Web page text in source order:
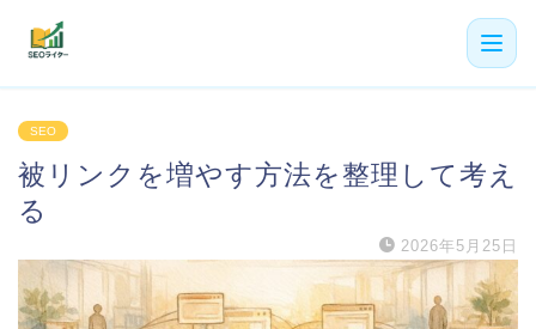
機能
利用者の声
よくある質問
SEO
被リンクを増やす方法を整理して考え
る
2026年5月25日